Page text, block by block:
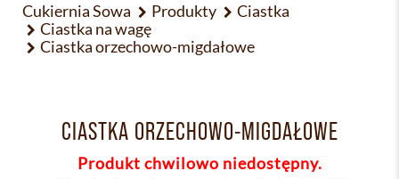
Cukiernia Sowa Produkty
Ciastka
Ciastka na wagę
Ciastka orzechowo-migdałowe
CIASTKA ORZECHOWO-MIGDAŁOWE
Produkt chwilowo niedostępny.